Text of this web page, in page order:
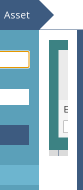
Asset
Antwerpen - zaal Harmonie / 11.11.11. / Derde Wereldmarkt / algemene presentatie: Chris Jonckers